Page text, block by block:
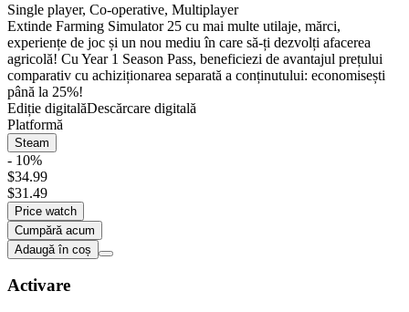
Single player, Co-operative, Multiplayer
Extinde Farming Simulator 25 cu mai multe utilaje, mărci,
experiențe de joc și un nou mediu în care să-ți dezvolți afacerea
agricolă! Cu Year 1 Season Pass, beneficiezi de avantajul prețului
comparativ cu achiziționarea separată a conținutului: economisești
până la 25%!
Ediție digitalăDescărcare digitală
Platformă
Steam
- 10%
$34.99
$31.49
Price watch
Cumpără acum
Adaugă în coș
Activare